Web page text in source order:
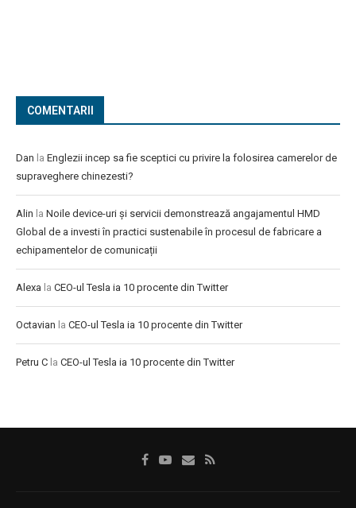
COMENTARII
Dan la Englezii incep sa fie sceptici cu privire la folosirea camerelor de
supraveghere chinezesti?
Alin la Noile device-uri și servicii demonstrează angajamentul HMD
Global de a investi în practici sustenabile în procesul de fabricare a
echipamentelor de comunicații
Alexa la CEO-ul Tesla ia 10 procente din Twitter
Octavian la CEO-ul Tesla ia 10 procente din Twitter
Petru C la CEO-ul Tesla ia 10 procente din Twitter